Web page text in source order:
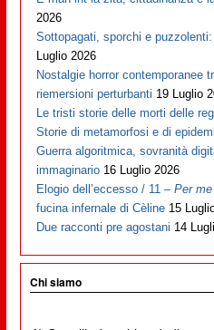
2026
Sottopagati, sporchi e
Luglio 2026
Nostalgie horror contemporanee
riemersioni perturbanti 19 Luglio
Le tristi storie delle morti delle
Storie di metamorfosi e di
Guerra algoritmica, sovranità
immaginario 16 Luglio 2026
Elogio dell’eccesso / 11 –Per
fucina infernale di Cèline 15
Due racconti pre agostani 14
Chi siamo